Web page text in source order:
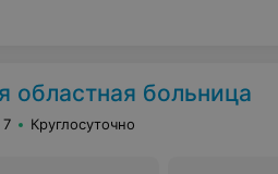
областная больница
Круглосуточно